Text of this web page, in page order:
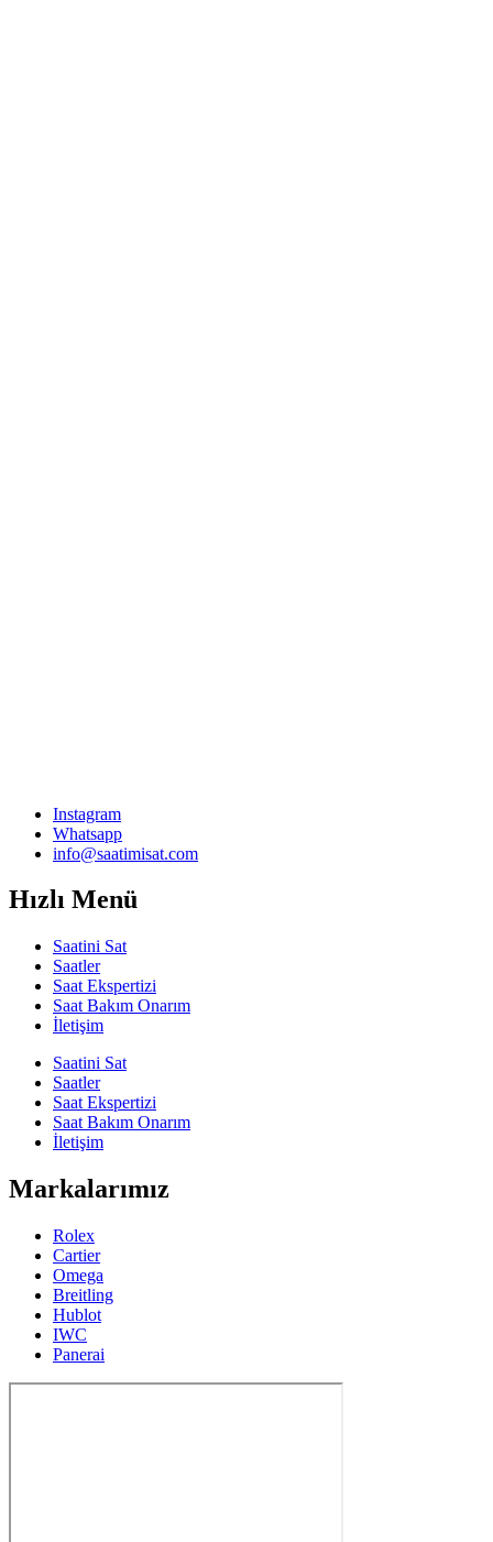
Instagram
Whatsapp
info@saatimisat.com
Hızlı Menü
Saatini Sat
Saatler
Saat Ekspertizi
Saat Bakım Onarım
İletişim
Saatini Sat
Saatler
Saat Ekspertizi
Saat Bakım Onarım
İletişim
Markalarımız
Rolex
Cartier
Omega
Breitling
Hublot
IWC
Panerai